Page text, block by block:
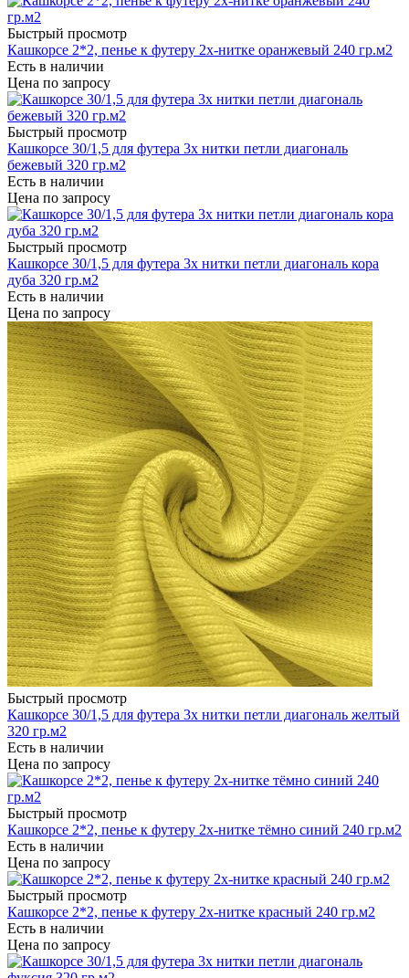
Быстрый просмотр
Кашкорсе 2*2, пенье к футеру 2х-нитке оранжевый 240 гр.м2
Есть в наличии
Цена по запросу
Быстрый просмотр
Кашкорсе 30/1,5 для футера 3х нитки петли диагональ
бежевый 320 гр.м2
Есть в наличии
Цена по запросу
Быстрый просмотр
Кашкорсе 30/1,5 для футера 3х нитки петли диагональ кора
дуба 320 гр.м2
Есть в наличии
Цена по запросу
Быстрый просмотр
Кашкорсе 30/1,5 для футера 3х нитки петли диагональ желтый
320 гр.м2
Есть в наличии
Цена по запросу
Быстрый просмотр
Кашкорсе 2*2, пенье к футеру 2х-нитке тёмно синий 240 гр.м2
Есть в наличии
Цена по запросу
Быстрый просмотр
Кашкорсе 2*2, пенье к футеру 2х-нитке красный 240 гр.м2
Есть в наличии
Цена по запросу